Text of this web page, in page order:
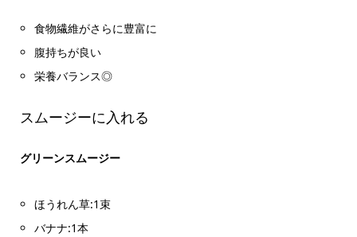
食物繊維がさらに豊富に
腹持ちが良い
栄養バランス◎
スムージーに入れる
グリーンスムージー
ほうれん草:1束
バナナ:1本